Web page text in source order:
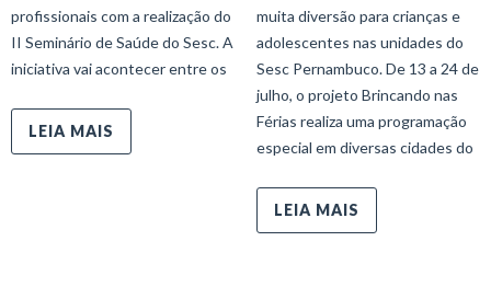
profissionais com a realização do
II Seminário de Saúde do Sesc. A
iniciativa vai acontecer entre os
LEIA MAIS
muita diversão para crianças e
adolescentes nas unidades do
Sesc Pernambuco. De 13 a 24 de
julho, o projeto Brincando nas
Férias realiza uma programação
especial em diversas cidades do
LEIA MAIS